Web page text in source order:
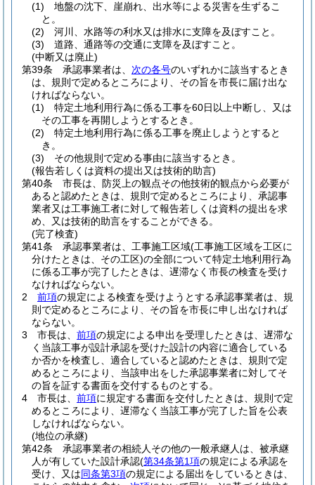
(1)
地盤の沈下、崖崩れ、出水等による災害を生ずるこ
と。
(2)
河川、水路等の利水又は排水に支障を及ぼすこと。
(3)
道路、通路等の交通に支障を及ぼすこと。
(中断又は廃止)
第39条
承認事業者は、 次の各号のいずれかに該当するとき
は、規則で定めるところにより、その旨を市長に届け出な
ければならない。
(1)
特定土地利用行為に係る工事を60日以上中断し、又は
その工事を再開しようとするとき。
(2)
特定土地利用行為に係る工事を廃止しようとすると
き。
(3)
その他規則で定める事由に該当するとき。
(報告若しくは資料の提出又は技術的助言)
第40条
市長は、防災上の観点その他技術的観点から必要が
あると認めたときは、規則で定めるところにより、承認事
業者又は工事施工者に対して報告若しくは資料の提出を求
め、又は技術的助言をすることができる。
(完了検査)
第41条
承認事業者は、工事施工区域(工事施工区域を工区に
分けたときは、その工区)の全部について特定土地利用行為
に係る工事が完了したときは、遅滞なく市長の検査を受け
なければならない。
2
前項の規定による検査を受けようとする承認事業者は、規
則で定めるところにより、その旨を市長に申し出なければ
ならない。
3
市長は、 前項の規定による申出を受理したときは、遅滞な
く当該工事が設計承認を受けた設計の内容に適合している
か否かを検査し、適合していると認めたときは、規則で定
めるところにより、当該申出をした承認事業者に対してそ
の旨を証する書面を交付するものとする。
4
市長は、 前項に規定する書面を交付したときは、規則で定
めるところにより、遅滞なく当該工事が完了した旨を公表
しなければならない。
(地位の承継)
第42条
承認事業者の相続人その他の一般承継人は、被承継
人が有していた設計承認(第34条第1項の規定による承認を
受け、又は同条第3項の規定による届出をしているときは、